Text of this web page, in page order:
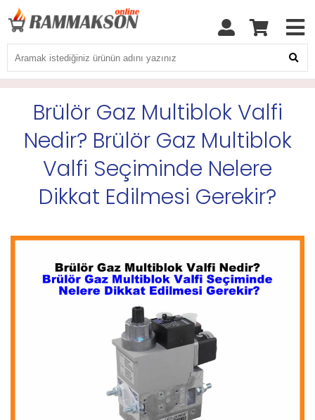
Brülör Gaz Multiblok Valfi
Nedir? Brülör Gaz Multiblok
Valfi Seçiminde Nelere
Dikkat Edilmesi Gerekir?